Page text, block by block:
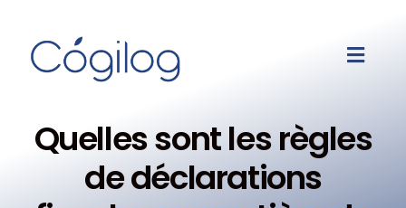
Quelles sont les règles
de déclarations